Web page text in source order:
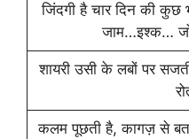
जिंदगी है चार दिन की कुछ
जाम…इश्क…
शायरी उसी के लबों पर
कलम पूछती है, कागज़ से